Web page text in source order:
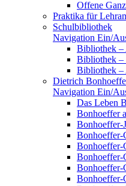
Offene
Praktika für
Schulbibliothek
Navigation Ein/
Bibliothek –
Bibliothek –
Bibliothek –
Dietrich
Navigation Ein/
Das Leben
Bonhoeffer
Bonhoeffer-
Bonhoeffer-
Bonhoeffer-
Bonhoeffer-
Bonhoeffer-
Bonhoeffer-